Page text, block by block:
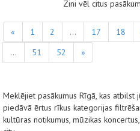
Zini vēl citus
« 1 2 ... 17 18
...
51 52 »
Meklējiet pasākumus Rīgā, kas atbilst
piedāvā ērtus rīkus kategorijas
kultūras notikumus, mūzikas